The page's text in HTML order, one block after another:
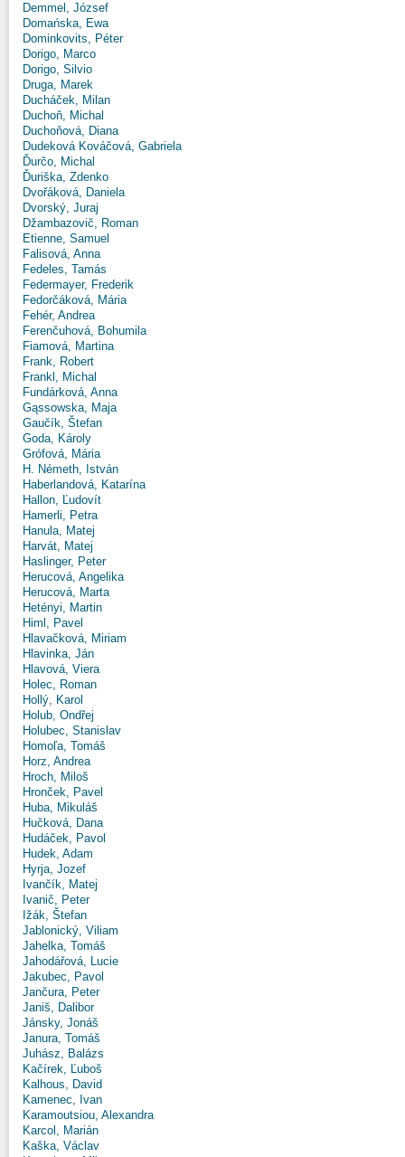
Demmel, József
Domańska, Ewa
Dominkovits, Péter
Dorigo, Marco
Dorigo, Silvio
Druga, Marek
Ducháček, Milan
Duchoň, Michal
Duchoňová, Diana
Dudeková Kováčová, Gabriela
Ďurčo, Michal
Ďuriška, Zdenko
Dvořáková, Daniela
Dvorský, Juraj
Džambazovič, Roman
Etienne, Samuel
Falisová, Anna
Fedeles, Tamás
Federmayer, Frederik
Fedorčáková, Mária
Fehér, Andrea
Ferenčuhová, Bohumila
Fiamová, Martina
Frank, Robert
Frankl, Michal
Fundárková, Anna
Gąssowska, Maja
Gaučík, Štefan
Goda, Károly
Grófová, Mária
H. Németh, István
Haberlandová, Katarína
Hallon, Ľudovít
Hamerli, Petra
Hanula, Matej
Harvát, Matej
Haslinger, Peter
Herucová, Angelika
Herucová, Marta
Hetényi, Martin
Himl, Pavel
Hlavačková, Miriam
Hlavinka, Ján
Hlavová, Viera
Holec, Roman
Hollý, Karol
Holub, Ondřej
Holubec, Stanislav
Homoľa, Tomáš
Horz, Andrea
Hroch, Miloš
Hronček, Pavel
Huba, Mikuláš
Hučková, Dana
Hudáček, Pavol
Hudek, Adam
Hyrja, Jozef
Ivančík, Matej
Ivanič, Peter
Ižák, Štefan
Jablonický, Viliam
Jahelka, Tomáš
Jahodářová, Lucie
Jakubec, Pavol
Jančura, Peter
Janiš, Dalibor
Jánsky, Jonáš
Janura, Tomáš
Juhász, Balázs
Kačírek, Ľuboš
Kalhous, David
Kamenec, Ivan
Karamoutsiou, Alexandra
Karcol, Marián
Kaška, Václav